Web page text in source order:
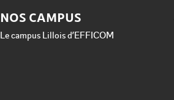
NOS CAMPUS
Le campus Lillois d’EFFICOM